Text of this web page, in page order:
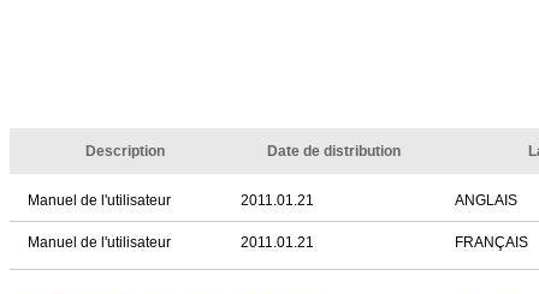
Description Date de distribution
Manuel de l'utilisateur 2011.01.21 ANGLAIS
Manuel de l'utilisateur 2011.01.21 FRANÇAIS